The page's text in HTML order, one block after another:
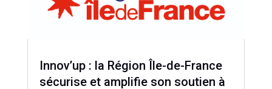
Innov’up : la Région Île-de-France
sécurise et amplifie son soutien à